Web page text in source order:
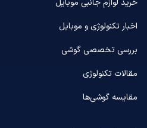
خرید لوازم جانبی موبایل
اخبار تکنولوژی و موبایل
بررسی تخصصی گوشی
مقالات تکنولوژی
مقایسه گوشی‌ها